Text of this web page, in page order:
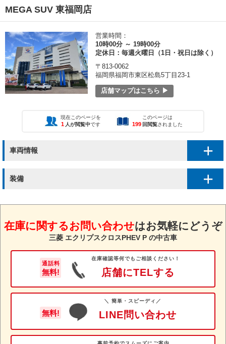
MEGA SUV 東福岡店
営業時間：
10時00分 ～ 19時00分
定休日：毎週火曜日（1日・祝日は除く）
〒813-0062
福岡県福岡市東区松島5丁目23-1
店舗マップはこちら ▶
現在このページを
1 人が閲覧中です
このページは
199 回閲覧されました
車両情報
装備
在庫に関するお問い合わせはお気軽にどうぞ
三菱 エクリプスクロスPHEV P の中古車
通話料
無料!
在庫確認等何でもご相談ください！
店舗にTELする
無料!
＼ 簡単・スピーディ／
LINE問い合わせ